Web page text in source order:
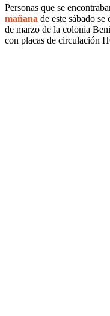
Personas que se
mañana de este sábado
de marzo de la colonia
con placas de circulación